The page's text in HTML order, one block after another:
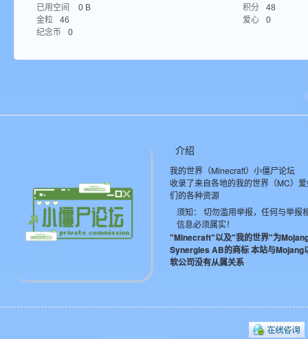
已用空间
0 B 积分
48
金粒
46 爱心
0
纪念币
0
介绍
我的世界（Minecraft）小僵尸论坛
收录了来自各地的我的世界（MC）
们的各种资源
须知： 切勿滥用举报，任何与举报
信息必须属实！
"Minecraft"以及"我的世界"为
Synergies AB的商标 本站与Mojang
软公司没有从属关系